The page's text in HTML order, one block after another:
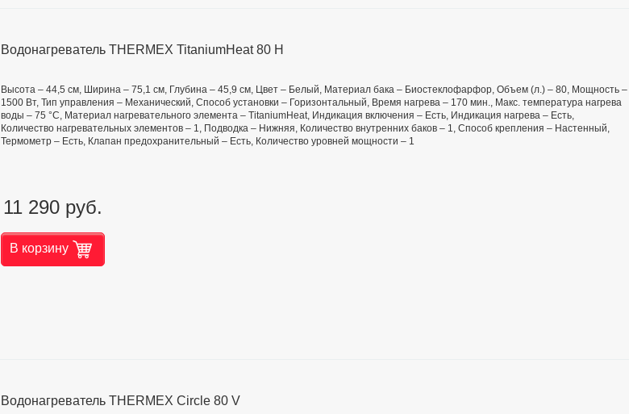
Водонагреватель THERMEX TitaniumHeat 80 H
Высота – 44,5 см, Ширина – 75,1 см, Глубина – 45,9 см, Цвет – Белый, Материал бака – Биостеклофарфор, Объем (л.) – 80, Мощность –
1500 Вт, Тип управления – Механический, Способ установки – Горизонтальный, Время нагрева – 170 мин., Макс. температура нагрева
воды – 75 °С, Материал нагревательного элемента – TitaniumHeat, Индикация включения – Есть, Индикация нагрева – Есть,
Количество нагревательных элементов – 1, Подводка – Нижняя, Количество внутренних баков – 1, Способ крепления – Настенный,
Термометр – Есть, Клапан предохранительный – Есть, Количество уровней мощности – 1
11 290 руб.
В корзину
Водонагреватель THERMEX Circle 80 V